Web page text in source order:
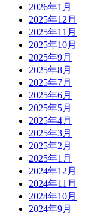
2026年1月
2025年12月
2025年11月
2025年10月
2025年9月
2025年8月
2025年7月
2025年6月
2025年5月
2025年4月
2025年3月
2025年2月
2025年1月
2024年12月
2024年11月
2024年10月
2024年9月